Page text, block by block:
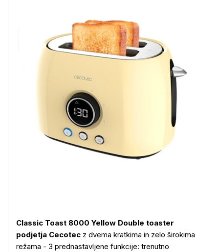
Classic Toast 8000 Yellow Double toaster
podjetja Cecotec z dvema kratkima in zelo širokima
režama - 3 prednastavljene funkcije: trenutno